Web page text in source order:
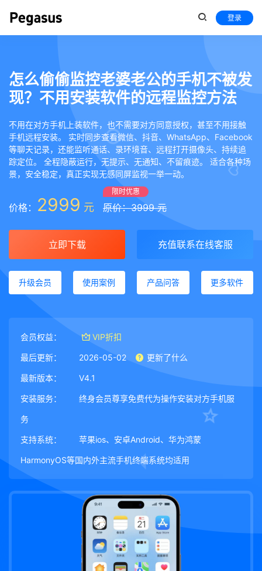
登录
怎么偷偷监控老婆老公的手机不被发
现？不用安装软件的远程监控方法
不用在对方手机上装软件，也不需要对方同意授权，甚至不用接触
手机远程安装。 实时同步查看微信、抖音、WhatsApp、Facebook
等聊天记录，还能监听通话、录环境音、远程打开摄像头、持续追
踪定位。 全程隐蔽运行，无提示、无通知、不留痕迹。 适合各种场
景，安全稳定，真正实现无感同屏监视一举一动。
价格： 2999 元
限时优惠
原价：3999 元
立即下载 充值联系在线客服
升级会员 使用案例 产品问答 更多软件
会员权益： VIP折扣
最后更新： 2026-05-02 更新了什么
最新版本： V4.1
安装服务： 终身会员尊享免费代为操作安装对方手机服
务
支持系统： 苹果ios、安卓Android、华为鸿蒙
HarmonyOS等国内外主流手机终端系统均适用